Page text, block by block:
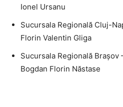
Ionel Ursanu
Sucursala Regională Cluj-
Florin Valentin Gliga
Sucursala Regională Braşov
Bogdan Florin Năstase